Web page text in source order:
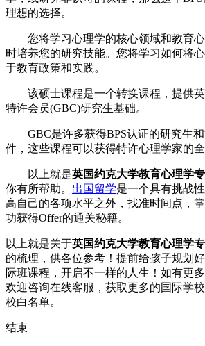
理想的选择。
您将学习心理学的核心领域和教育心
时培养您的研究技能。您将学习如何将
于教育政策和实践。
该硕士课程是一个转换课程，提供英
特许会员(GBC)研究生基础。
GBC是许多获得BPS认证的研究生和
件，这些课程可以获得特许心理学家的全
以上就是英国约克大学教育心理学
你有所帮助。 出国留学是一个具有挑战
高自己的各项水平之外，找准时间点，
功获得Offer的通关秘籍。
以上就是关于英国约克大学教育心理学
的梳理，供各位参考！提前给孩子规划
际班课程，开启不一样的人生！如有更
欢迎咨询在线客服 ，获取更多的国际学
校白名单。
结束